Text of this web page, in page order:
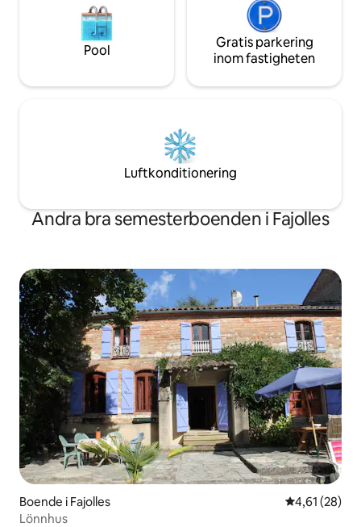
Pool
Gratis parkering
inom fastigheten
Luftkonditionering
Andra bra semesterboenden i Fajolles
Boende i Fajolles 4,61 av 5 i
4,61 (28)
Lönnhus